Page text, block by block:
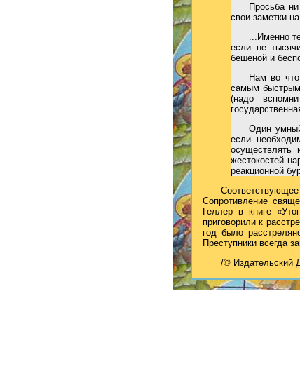
Просьба
свои заметки
...Именно
если не
бешеной и
Нам во
самым быстрым
(надо
Один
если
осуществлять
жестокостей
реакционной
Сопротивление
Геллер в книге
приговорили к
год было
Преступники всегда
/© Издательский